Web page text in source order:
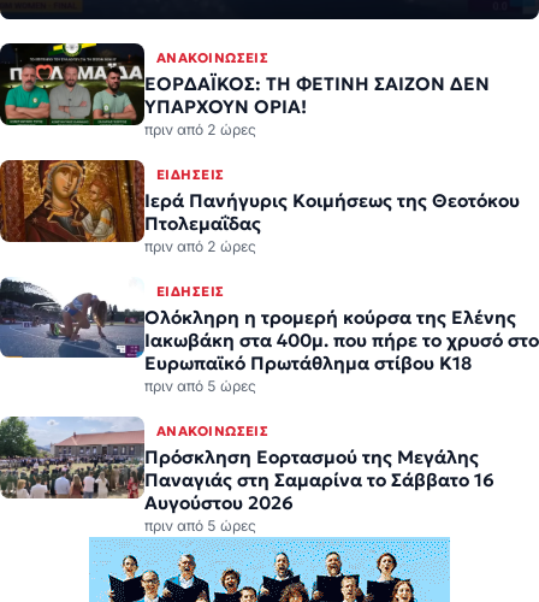
ΕΟΡΔΑΪΚΟΣ: ΤΗ ΦΕΤΙΝΗ ΣΑΙΖΟΝ ΔΕΝ
ΥΠΑΡΧΟΥΝ ΟΡΙΑ!
πριν από 2 ώρες
Ιερά Πανήγυρις Κοιμήσεως της Θεοτόκου
Πτολεμαΐδας
πριν από 2 ώρες
Ολόκληρη η τρομερή κούρσα της Ελένης
Ιακωβάκη στα 400μ. που πήρε το χρυσό στο
Ευρωπαϊκό Πρωτάθλημα στίβου Κ18
πριν από 5 ώρες
ΑΝΑΚΟΙΝΏΣΕΙΣ
Πρόσκληση Εορτασμού της Μεγάλης
Παναγιάς στη Σαμαρίνα το Σάββατο 16
Αυγούστου 2026
πριν από 5 ώρες